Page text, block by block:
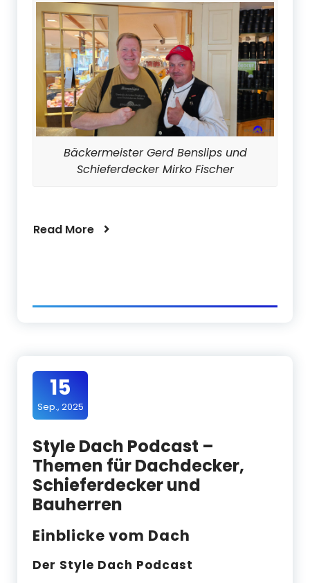
Bäckermeister Gerd Benslips und
Schieferdecker Mirko Fischer
Read More
15
Sep., 2025
Style Dach Podcast –
Themen für Dachdecker,
Schieferdecker und
Bauherren
Einblicke vom Dach
Der Style Dach Podcast